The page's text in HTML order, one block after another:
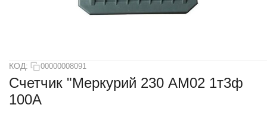
КОД: 00000008091
Счетчик "Меркурий 230 АМ02 1т3ф
100А